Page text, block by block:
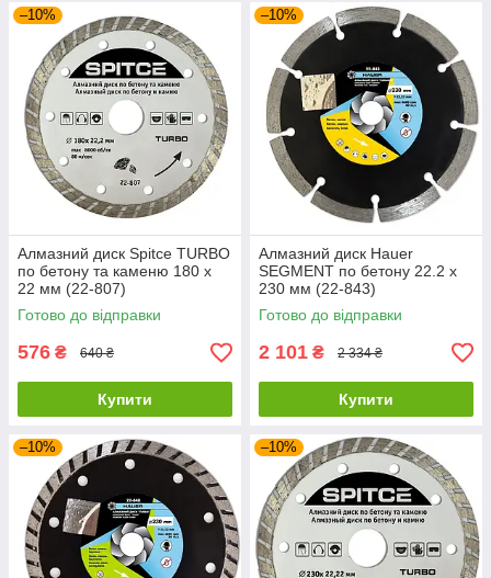
–10%
Алмазний диск Spitce TURBO
по бетону та каменю 180 х
22 мм (22-807)
Готово до відправки
576 ₴ 640 ₴
Купити
–10%
Алмазний диск Hauer
SEGMENT по бетону 22.2 х
230 мм (22-843)
Готово до відправки
2 101 ₴ 2 334 ₴
Купити
–10% –10%